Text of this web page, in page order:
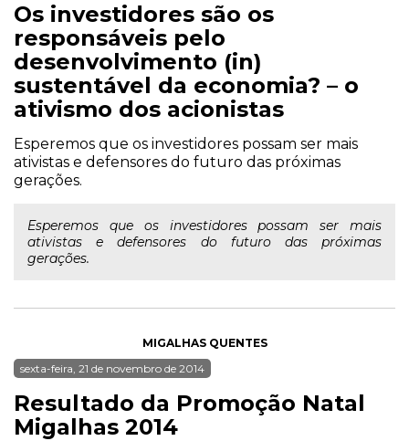
Os investidores são os
responsáveis pelo
desenvolvimento (in)
sustentável da economia? – o
ativismo dos acionistas
Esperemos que os investidores possam ser mais
ativistas e defensores do futuro das próximas
gerações.
Esperemos que os investidores possam ser mais
ativistas e defensores do futuro das próximas
gerações.
MIGALHAS QUENTES
sexta-feira, 21 de novembro de 2014
Resultado da Promoção Natal
Migalhas 2014